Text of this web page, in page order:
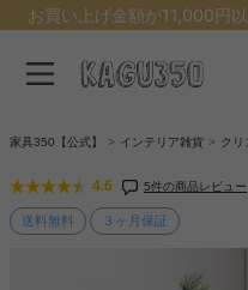
お買い上げ金額が11,000円
家具350【公式】 インテリア雑貨 クリ
4.6 5件の商品レビュー
送料無料 ３ヶ月保証